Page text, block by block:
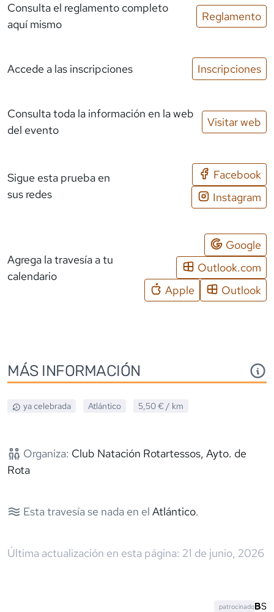
Consulta el reglamento completo
aquí mismo
Reglamento
Accede a las inscripciones Inscripciones
Consulta toda la información en la web
del evento
Visitar web
Sigue esta prueba en
sus redes
Facebook
Instagram
Agrega la travesía a tu
calendario
Google
Outlook.com
Apple
Outlook
MÁS INFORMACIÓN
ya celebrada Atlántico 5,50 € / km
Organiza: Club Natación Rotartessos, Ayto. de
Rota
Esta travesía se nada en el Atlántico.
Última actualización en esta página: 21 de junio, 2026
patrocinado